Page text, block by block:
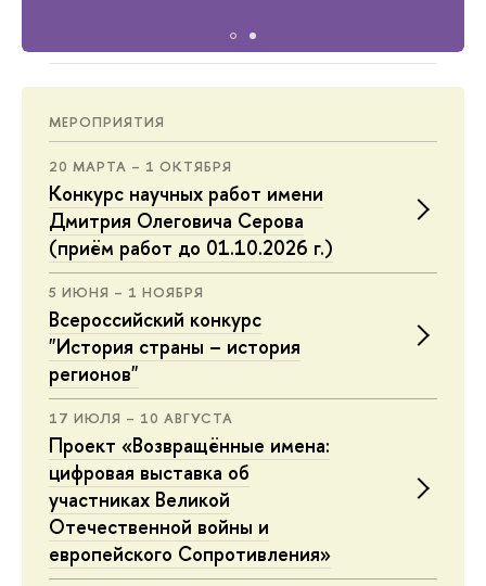
МЕРОПРИЯТИЯ
20 МАРТА – 1 ОКТЯБРЯ
Конкурс научных работ имени
Дмитрия Олеговича Серова
(приём работ до 01.10.2026 г.)
5 ИЮНЯ – 1 НОЯБРЯ
Всероссийский конкурс
"История страны – история
регионов"
17 ИЮЛЯ – 10 АВГУСТА
Проект «Возвращённые имена:
цифровая выставка об
участниках Великой
Отечественной войны и
европейского Сопротивления»